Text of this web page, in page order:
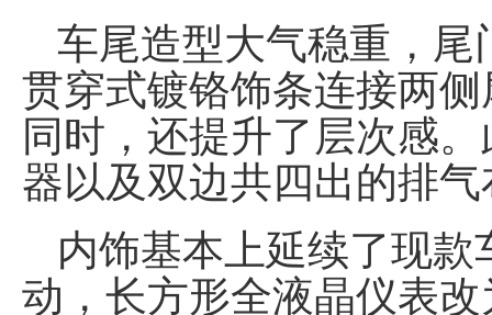
车尾造型大气稳重，尾
贯穿式镀铬饰条连接两
同时，还提升了层次感
器以及双边共四出的排
内饰基本上延续了现
动，长方形全液晶仪表